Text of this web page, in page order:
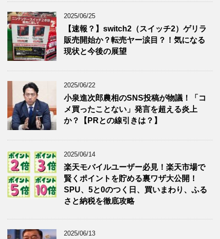
2025/06/25
【速報？】switch2（スイッチ2）ゲリラ
販売開始か？転売ヤー涙目？！気になる
現状と今後の展望
2025/06/22
小泉進次郎農相のSNS投稿が物議！「コ
メ買ったことない」発言を超える炎上
か？【PRとの線引きは？】
2025/06/14
楽天モバイルユーザー必見！楽天市場で
賢くポイントを貯める裏ワザ大公開！
SPU、5と0のつく日、買いまわり、ふる
さと納税を徹底攻略
2025/06/13